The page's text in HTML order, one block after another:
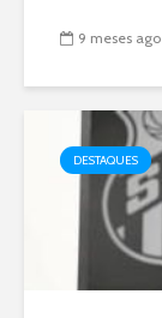
9 meses ago
DESTAQUES